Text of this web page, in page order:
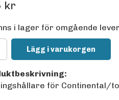
kr
i lager för omgående
Lägg i varukorgen
för Continental/